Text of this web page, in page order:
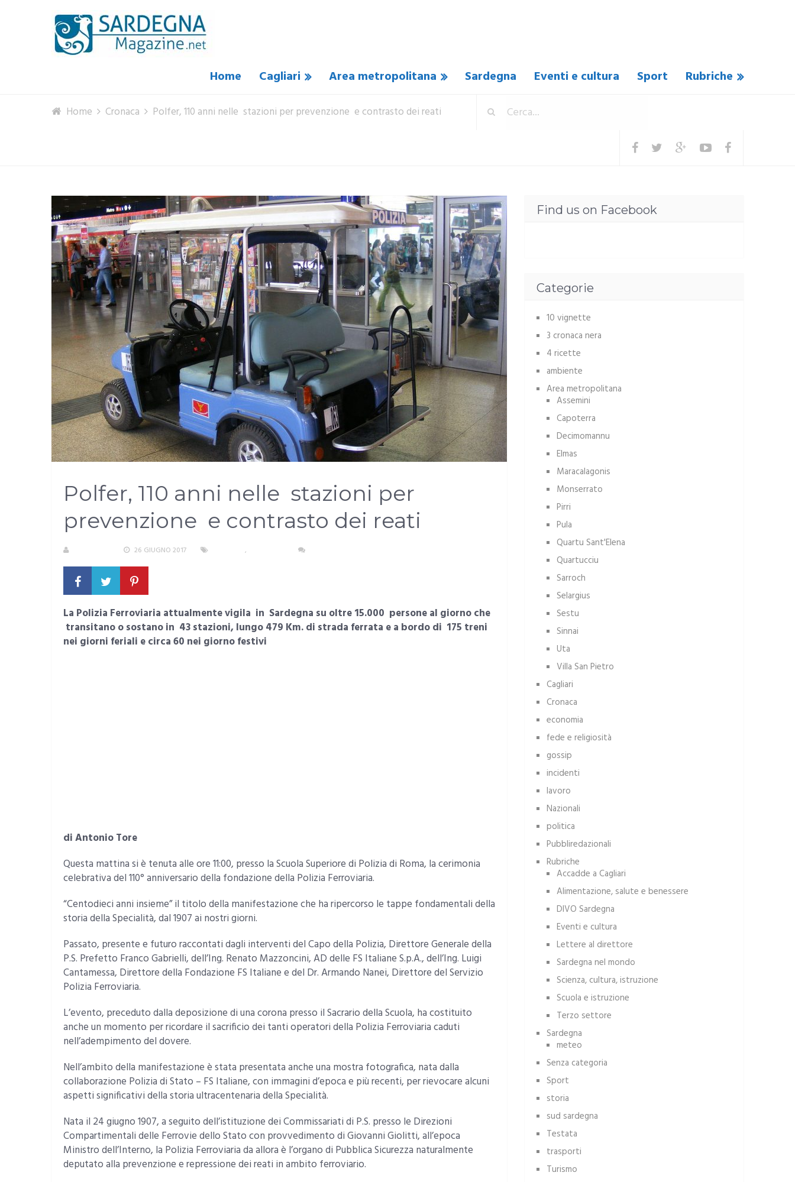
Home Cagliari Area metropolitana Sardegna Eventi e cultura Sport Rubriche
Home Cronaca Polfer, 110 anni nelle stazioni per prevenzione e contrasto dei reati
Polfer, 110 anni nelle stazioni per
prevenzione e contrasto dei reati
26 GIUGNO 2017 ,
La Polizia Ferroviaria attualmente vigila in Sardegna su oltre 15.000 persone al giorno che
transitano o sostano in 43 stazioni, lungo 479 Km. di strada ferrata e a bordo di 175 treni
nei giorni feriali e circa 60 nei giorno festivi
di Antonio Tore
Questa mattina si è tenuta alle ore 11:00, presso la Scuola Superiore di Polizia di Roma, la cerimonia
celebrativa del 110° anniversario della fondazione della Polizia Ferroviaria.
“Centodieci anni insieme” il titolo della manifestazione che ha ripercorso le tappe fondamentali della
storia della Specialità, dal 1907 ai nostri giorni.
Passato, presente e futuro raccontati dagli interventi del Capo della Polizia, Direttore Generale della
P.S. Prefetto Franco Gabrielli, dell’Ing. Renato Mazzoncini, AD delle FS Italiane S.p.A., dell’Ing. Luigi
Cantamessa, Direttore della Fondazione FS Italiane e del Dr. Armando Nanei, Direttore del Servizio
Polizia Ferroviaria.
L’evento, preceduto dalla deposizione di una corona presso il Sacrario della Scuola, ha costituito
anche un momento per ricordare il sacrificio dei tanti operatori della Polizia Ferroviaria caduti
nell’adempimento del dovere.
Nell’ambito della manifestazione è stata presentata anche una mostra fotografica, nata dalla
collaborazione Polizia di Stato – FS Italiane, con immagini d’epoca e più recenti, per rievocare alcuni
aspetti significativi della storia ultracentenaria della Specialità.
Nata il 24 giugno 1907, a seguito dell’istituzione dei Commissariati di P.S. presso le Direzioni
Compartimentali delle Ferrovie dello Stato con provvedimento di Giovanni Giolitti, all’epoca
Ministro dell’Interno, la Polizia Ferroviaria da allora è l’organo di Pubblica Sicurezza naturalmente
deputato alla prevenzione e repressione dei reati in ambito ferroviario.
Find us on Facebook
Categorie
10 vignette
3 cronaca nera
4 ricette
ambiente
Area metropolitana
Assemini
Capoterra
Decimomannu
Elmas
Maracalagonis
Monserrato
Pirri
Pula
Quartu Sant'Elena
Quartucciu
Sarroch
Selargius
Sestu
Sinnai
Uta
Villa San Pietro
Cagliari
Cronaca
economia
fede e religiosità
gossip
incidenti
lavoro
Nazionali
politica
Pubbliredazionali
Rubriche
Accadde a Cagliari
Alimentazione, salute e benessere
DIVO Sardegna
Eventi e cultura
Lettere al direttore
Sardegna nel mondo
Scienza, cultura, istruzione
Scuola e istruzione
Terzo settore
Sardegna
meteo
Senza categoria
Sport
storia
sud sardegna
Testata
trasporti
Turismo